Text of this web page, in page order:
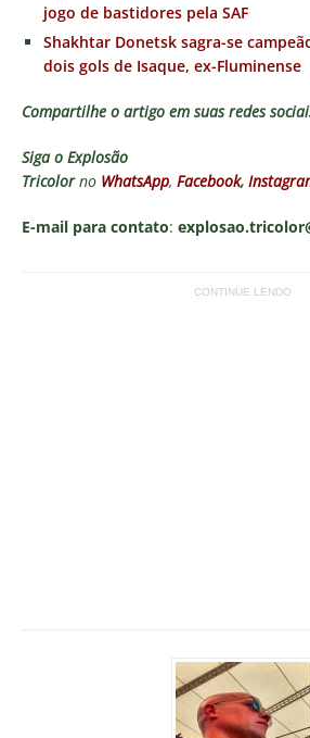
jogo de bastidores pela SAF
Shakhtar Donetsk sagra-se
dois gols de Isaque, ex-Fluminense
Compartilhe o artigo em suas redes
Siga o Explosão
Tricolorno WhatsApp, Facebook,
E-mail para contato:
CONTINUE LENDO